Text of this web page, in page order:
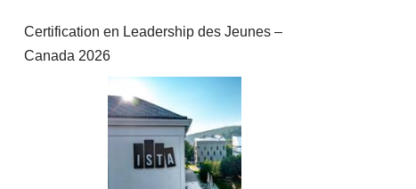
Certification en Leadership des Jeunes –
Canada 2026